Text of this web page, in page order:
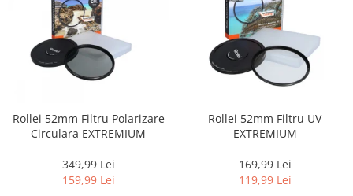
Rollei 52mm Filtru Polarizare
Circulara EXTREMIUM
349,99 Lei
159,99 Lei
Rollei 52mm Filtru UV
EXTREMIUM
169,99 Lei
119,99 Lei